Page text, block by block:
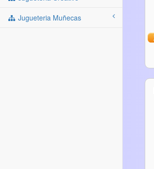
Jugueteria Muñecas